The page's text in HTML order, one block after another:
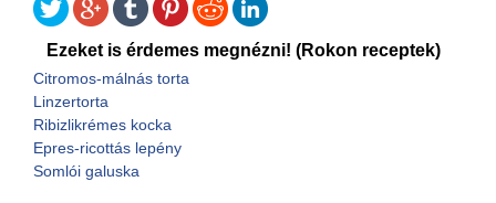
Ezeket is érdemes megnézni! (Rokon receptek)
Citromos-málnás torta
Linzertorta
Ribizlikrémes kocka
Epres-ricottás lepény
Somlói galuska